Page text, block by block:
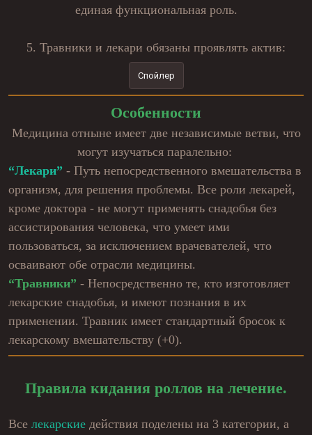
единая функциональная роль.
5. Травники и лекари обязаны проявлять актив:
Спойлер
Особенности
Медицина отныне имеет две независимые ветви, что
могут изучаться паралельно:
“Лекари” - Путь непосредственного вмешательства в
организм, для решения проблемы. Все роли лекарей,
кроме доктора - не могут применять снадобья без
ассистирования человека, что умеет ими
пользоваться, за исключением врачевателей, что
осваивают обе отрасли медицины.
“Травники” - Непосредственно те, кто изготовляет
лекарские снадобья, и имеют познания в их
применении. Травник имеет стандартный бросок к
лекарскому вмешательству (+0).
Правила кидания роллов на лечение.
Все лекарские действия поделены на 3 категории, а